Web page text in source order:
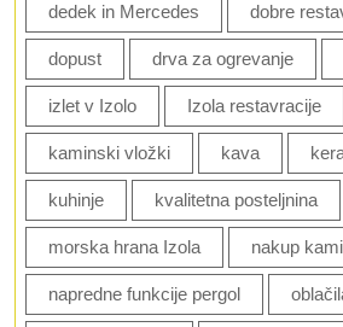
dedek in Mercedes dobre
dopust drva za ogrevanje
izlet v Izolo Izola restavracije
kaminski vložki kava
kuhinje kvalitetna posteljnina
morska hrana Izola nakup
napredne funkcije pergol